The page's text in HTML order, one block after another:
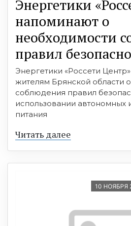
Энергетики
напоминают о
необходимости
правил
Энергетики «Россети
жителям Брянской области
соблюдения правил
использовании автономных
питания
Читать далее
10 НОЯБРЯ